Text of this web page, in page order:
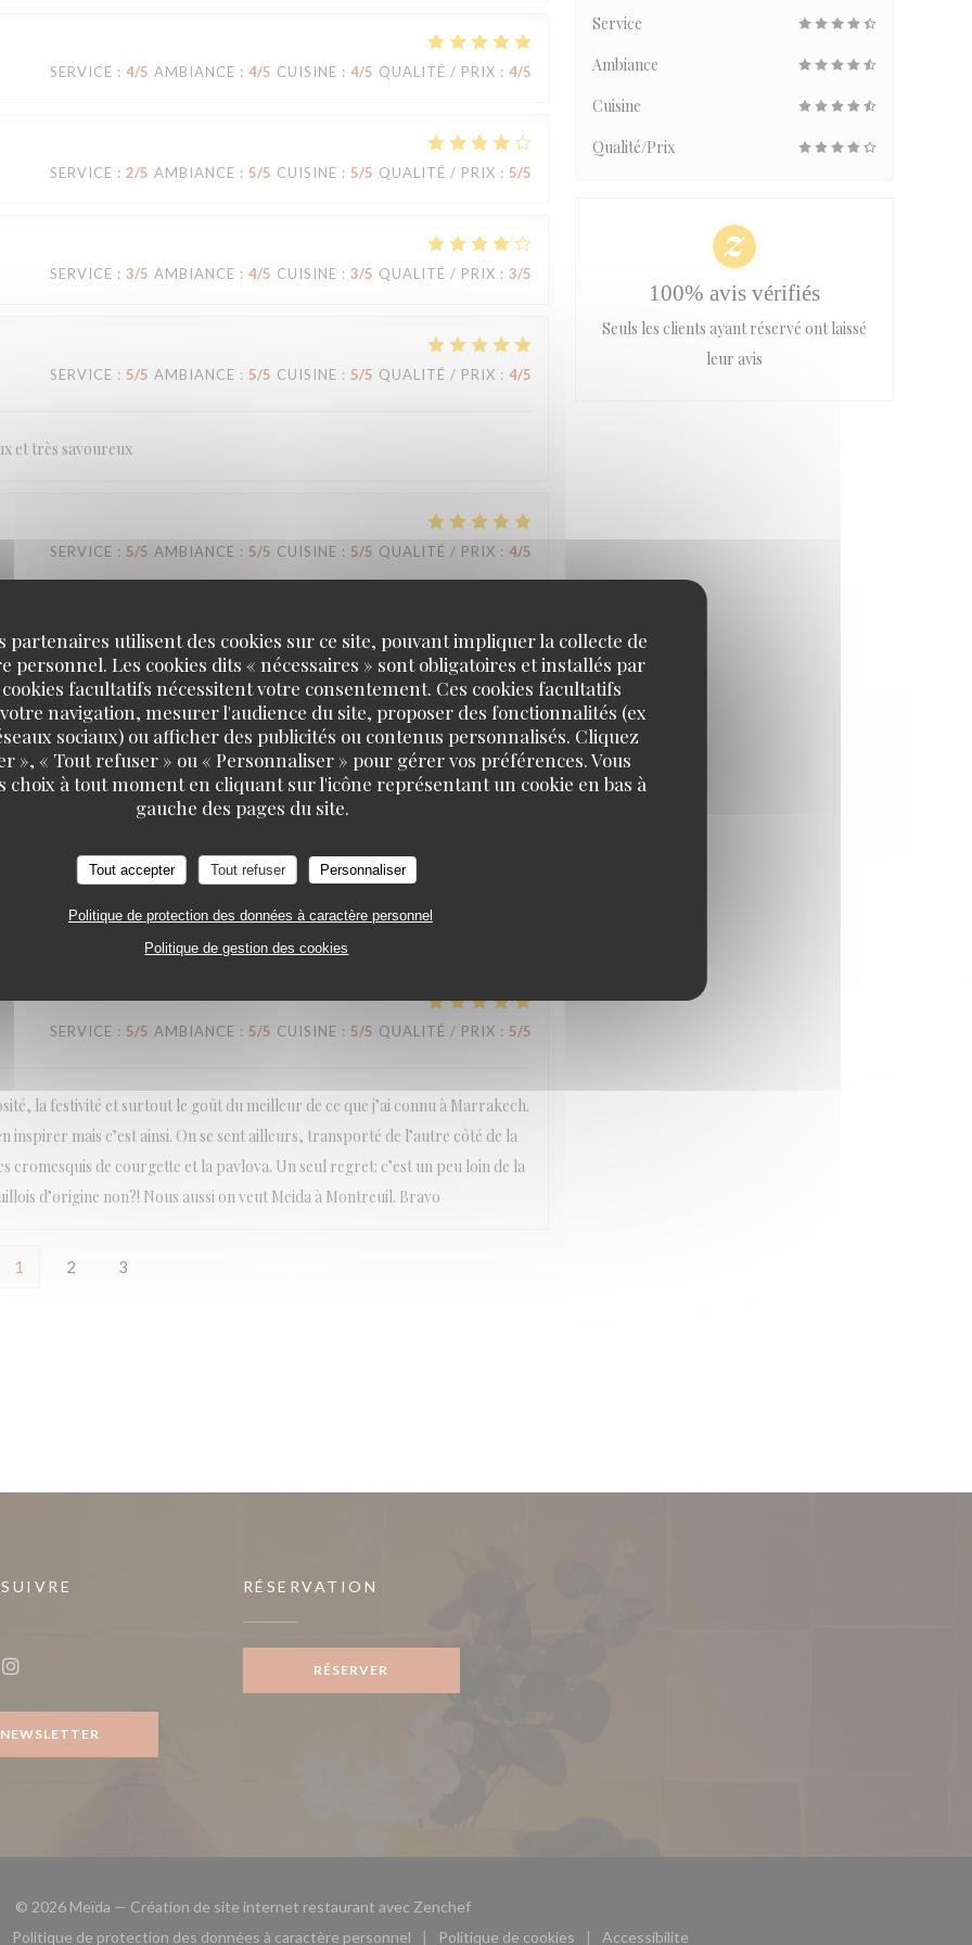
partenaires utilisent des cookies sur ce site, pouvant impliquer la collecte de
personnel. Les cookies dits « nécessaires » sont obligatoires et installés par
facultatifs nécessitent votre consentement. Ces cookies facultatifs
navigation, mesurer l'audience du site, proposer des fonctionnalités (ex
sociaux) ou afficher des publicités ou contenus personnalisés. Cliquez
», « Tout refuser » ou « Personnaliser » pour gérer vos préférences. Vous
choix à tout moment en cliquant sur l'icône représentant un cookie en bas à
gauche des pages du site.
Tout accepter Tout refuser Personnaliser
Politique de protection des données à caractère personnel
Politique de gestion des cookies
SERVICE : 4/5 AMBIANCE : 4/5 CUISINE : 4/5 QUALITÉ / PRIX : 4/5
SERVICE : 2/5 AMBIANCE : 5/5 CUISINE : 5/5 QUALITÉ / PRIX : 5/5
SERVICE : 3/5 AMBIANCE : 4/5 CUISINE : 3/5 QUALITÉ / PRIX : 3/5
SERVICE : 5/5 AMBIANCE : 5/5 CUISINE : 5/5 QUALITÉ / PRIX : 4/5
et très savoureux
SERVICE : 5/5 AMBIANCE : 5/5 CUISINE : 5/5 QUALITÉ / PRIX : 4/5
SERVICE : 4/5 AMBIANCE: 4/5 CUISINE : 5/5 QUALITÉ / PRIX: 4/5
SERVICE : AMBIANCE CUISINE QUALITÉ / PRIX 3/5
SERVICE : 5/5 AMBIANCE : 5/5 CUISINE : 5/5 QUALITÉ / PRIX : 5/5
la festivité et surtout le goût du meilleur de ce que j’ai connu à Marrakech.
inspirer mais c’est ainsi. On se sent ailleurs, transporté de l’autre côté de la
de courgette et la pavlova. Un seul regret: c’est un peu loin de la
d’origine non?! Nous aussi on veut Meida à Montreuil. Bravo
1 2 3
Service
Ambiance
Cuisine
Qualité/Prix
100% avis vérifiés
Seuls les clients ayant réservé ont laissé
leur avis
NEWSLETTER
RÉSERVATION
RÉSERVER
© 2026 Meïda — Création de site internet restaurant avec Zenchef((ouvre une nouvelle fenêtre))
Politique de protection des données à caractère personnel Politique de cookies Accessibilite